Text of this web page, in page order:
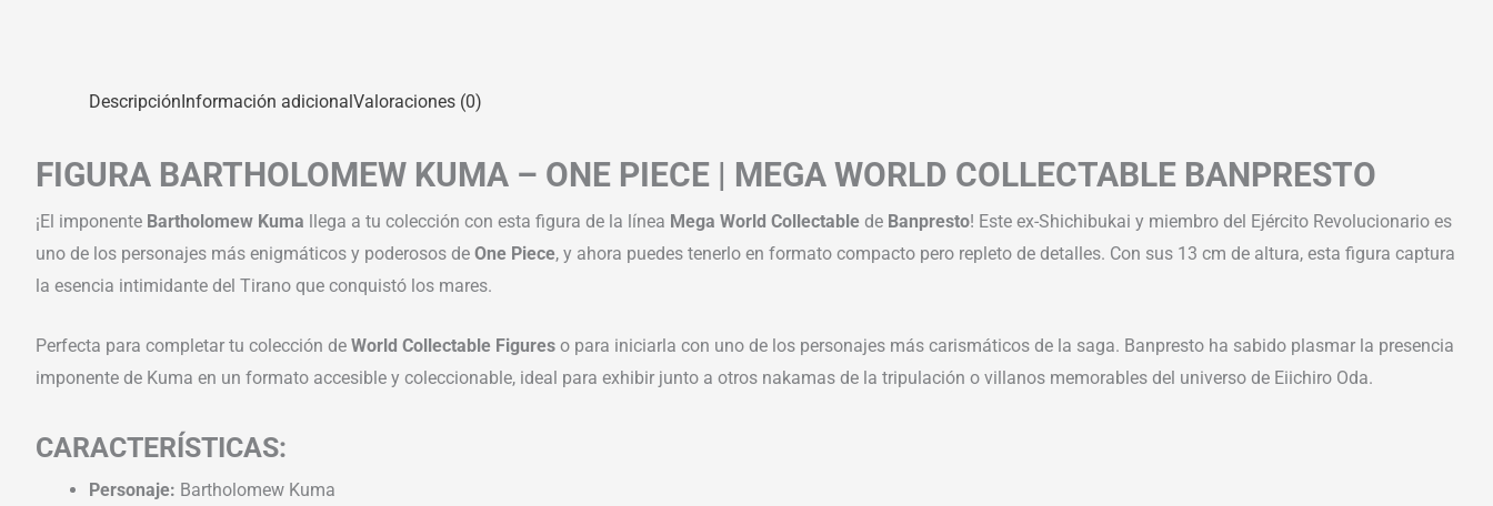
DescripciónInformación adicionalValoraciones (0)
FIGURA BARTHOLOMEW KUMA – ONE PIECE | MEGA WORLD COLLECTABLE BANPRESTO
¡El imponente Bartholomew Kuma llega a tu colección con esta figura de la línea Mega World Collectable de Banpresto! Este ex-Shichibukai y miembro del Ejército Revolucionario es
uno de los personajes más enigmáticos y poderosos de One Piece, y ahora puedes tenerlo en formato compacto pero repleto de detalles. Con sus 13 cm de altura, esta figura captura
la esencia intimidante del Tirano que conquistó los mares.
Perfecta para completar tu colección de World Collectable Figures o para iniciarla con uno de los personajes más carismáticos de la saga. Banpresto ha sabido plasmar la presencia
imponente de Kuma en un formato accesible y coleccionable, ideal para exhibir junto a otros nakamas de la tripulación o villanos memorables del universo de Eiichiro Oda.
CARACTERÍSTICAS:
Personaje: Bartholomew Kuma